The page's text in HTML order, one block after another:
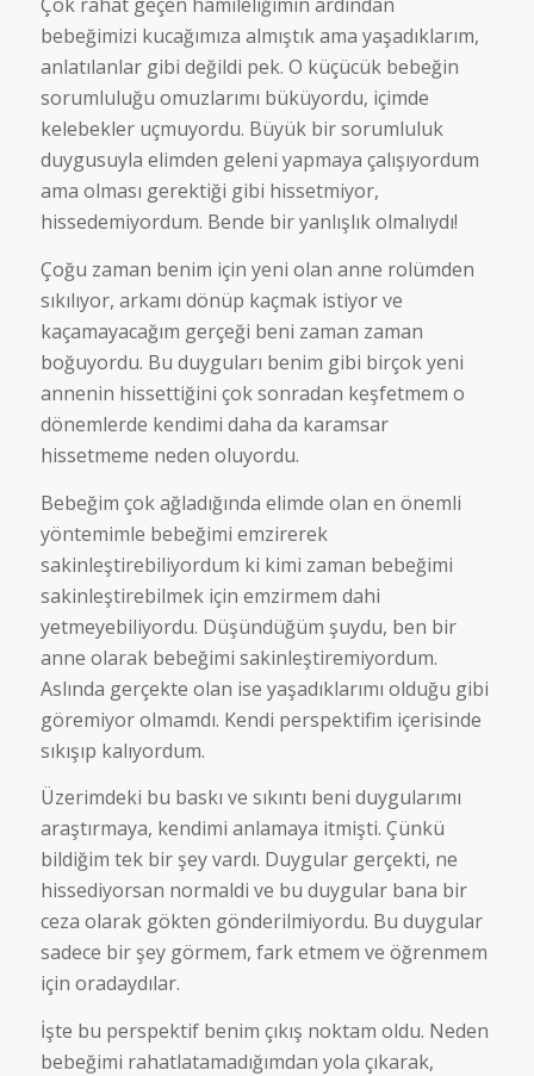
bebeğimizi kucağımıza almıştık ama yaşadıklarım,
anlatılanlar gibi değildi pek. O küçücük bebeğin
sorumluluğu omuzlarımı büküyordu, içimde
kelebekler uçmuyordu. Büyük bir sorumluluk
duygusuyla elimden geleni yapmaya çalışıyordum
ama olması gerektiği gibi hissetmiyor,
hissedemiyordum. Bende bir yanlışlık olmalıydı!
Çoğu zaman benim için yeni olan anne rolümden
sıkılıyor, arkamı dönüp kaçmak istiyor ve
kaçamayacağım gerçeği beni zaman zaman
boğuyordu. Bu duyguları benim gibi birçok yeni
annenin hissettiğini çok sonradan keşfetmem o
dönemlerde kendimi daha da karamsar
hissetmeme neden oluyordu.
Bebeğim çok ağladığında elimde olan en önemli
yöntemimle bebeğimi emzirerek
sakinleştirebiliyordum ki kimi zaman bebeğimi
sakinleştirebilmek için emzirmem dahi
yetmeyebiliyordu. Düşündüğüm şuydu, ben bir
anne olarak bebeğimi sakinleştiremiyordum.
Aslında gerçekte olan ise yaşadıklarımı olduğu gibi
göremiyor olmamdı. Kendi perspektifim içerisinde
sıkışıp kalıyordum.
Üzerimdeki bu baskı ve sıkıntı beni duygularımı
araştırmaya, kendimi anlamaya itmişti. Çünkü
bildiğim tek bir şey vardı. Duygular gerçekti, ne
hissediyorsan normaldi ve bu duygular bana bir
ceza olarak gökten gönderilmiyordu. Bu duygular
sadece bir şey görmem, fark etmem ve öğrenmem
için oradaydılar.
İşte bu perspektif benim çıkış noktam oldu. Neden
bebeğimi rahatlatamadığımdan yola çıkarak,